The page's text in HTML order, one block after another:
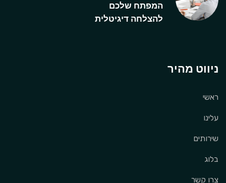
המפתח שלכם
להצלחה דיגיטלית
ניווט מהיר
ראשי
עלינו
שירותים
בלוג
צרו קשר